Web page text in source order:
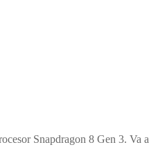
Snapdragon 8 Gen 3. Va